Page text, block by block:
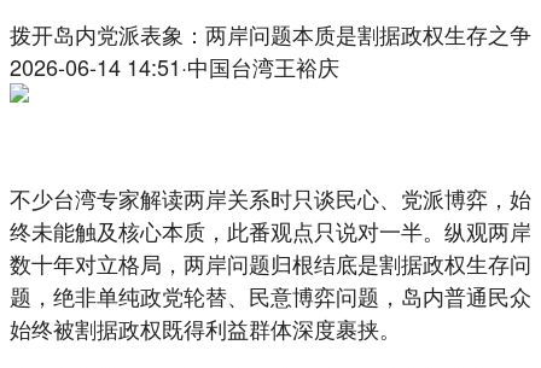
拨开岛内党派表象：两岸问题本质是割据政权生存之争
2026-06-14 14:51·中国台湾王裕庆
不少台湾专家解读两岸关系时只谈民心、党派博弈，始
终未能触及核心本质，此番观点只说对一半。纵观两岸
数十年对立格局，两岸问题归根结底是割据政权生存问
题，绝非单纯政党轮替、民意博弈问题，岛内普通民众
始终被割据政权既得利益群体深度裹挟。